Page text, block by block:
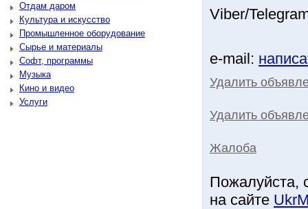
Отдам даром
Культура и искусство
Промышленное оборудование
Сырье и материалы
Софт, программы
Музыка
Кино и видео
Услуги
Viber/
e-mail:
Удалить
Удалить
Жалоба
Пожалуйста,
на сайте